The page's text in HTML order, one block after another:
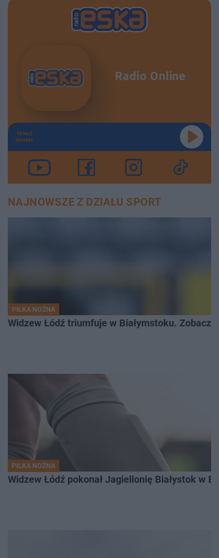
Radio Online
TERAZ
GRAMY
NAJNOWSZE Z DZIAŁU SPORT
PIŁKA NOŻNA
Widzew Łódź triumfuje w Białymstoku. Zobacz
PIŁKA NOŻNA
Widzew Łódź pokonał Jagiellonię Białystok w